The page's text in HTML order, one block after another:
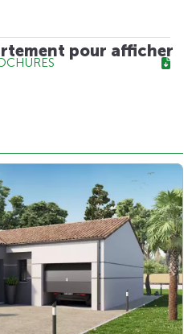
pour afficher